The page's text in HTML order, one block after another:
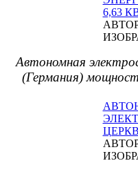
6,63
Автономная
(Германия)